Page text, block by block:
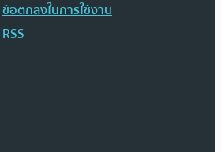
ข้อตกลงในการใช้งาน
RSS